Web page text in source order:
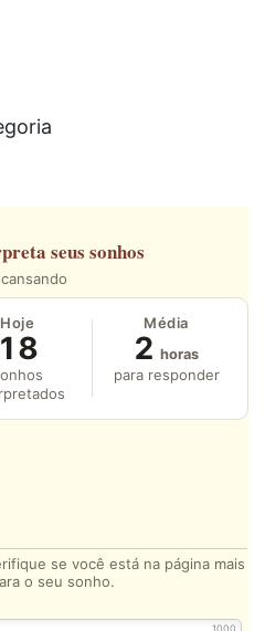
seus sonhos
Hoje
18
Média
2 horas
para responder
se você está na página mais
o seu sonho.